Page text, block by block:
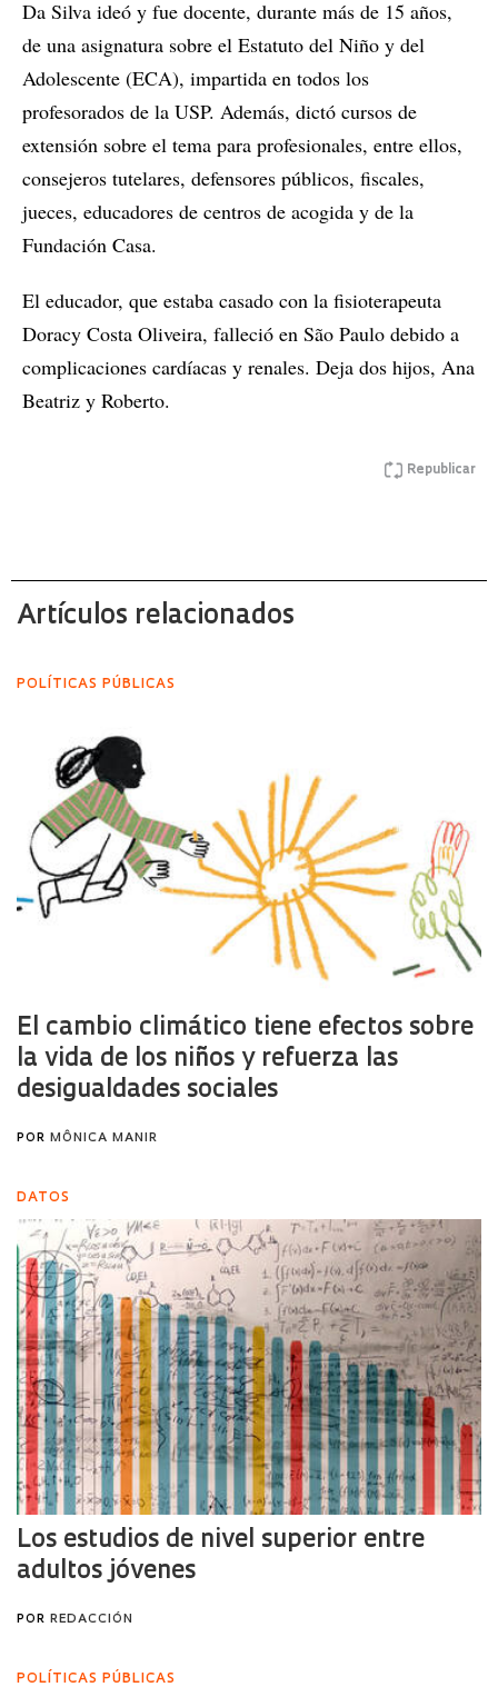
Da Silva ideó y fue docente, durante más de 15 años,
de una asignatura sobre el Estatuto del Niño y del
Adolescente (ECA), impartida en todos los
profesorados de la USP. Además, dictó cursos de
extensión sobre el tema para profesionales, entre ellos,
consejeros tutelares, defensores públicos, fiscales,
jueces, educadores de centros de acogida y de la
Fundación Casa.
El educador, que estaba casado con la fisioterapeuta
Doracy Costa Oliveira, falleció en São Paulo debido a
complicaciones cardíacas y renales. Deja dos hijos, Ana
Beatriz y Roberto.
Republicar